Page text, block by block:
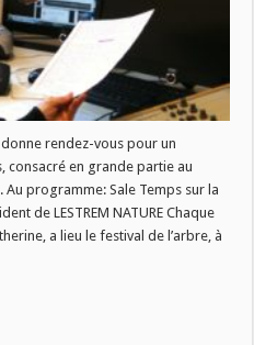
rendez-vous pour un
consacré en grande partie au
programme: Sale Temps sur la
de LESTREM NATURE Chaque
a lieu le festival de l’arbre, à